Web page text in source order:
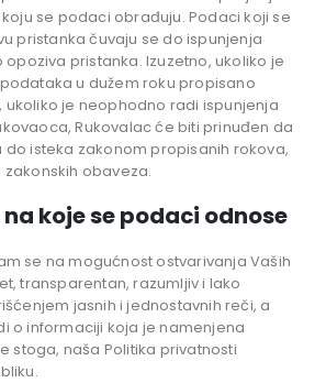
se podaci obrađuju. Podaci koji se
pristanka čuvaju se do ispunjenja
opoziva pristanka. Izuzetno, ukoliko je
u dužem roku propisano
ukoliko je neophodno radi ispunjenja
Rukovalac će biti prinuđen da
isteka zakonom propisanih rokova,
obaveza.
koje se podaci odnose
se na mogućnost ostvarivanja Vaših
transparentan, razumljiv i lako
jasnih i jednostavnih reči, a
o informaciji koja je namenjena
stoga, naša Politika privatnosti